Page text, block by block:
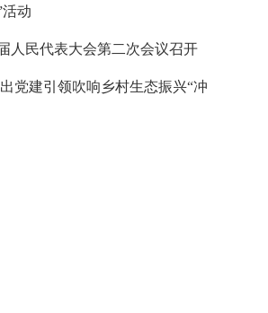
动
人民代表大会第二次会议召开
党建引领吹响乡村生态振兴“冲